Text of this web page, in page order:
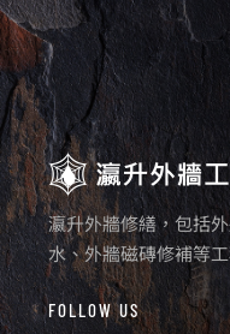
瀛升外牆修繕，包括
水、外牆磁磚修補等工
FOLLOW US